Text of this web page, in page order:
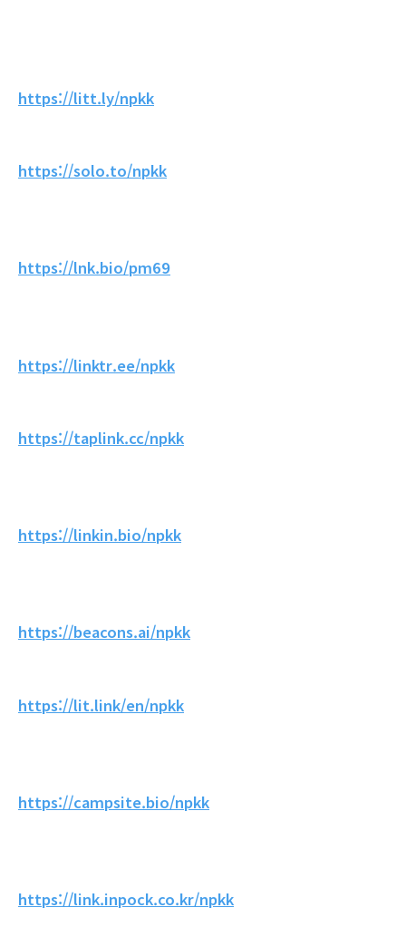
https://litt.ly/npkk
https://solo.to/npkk
https://lnk.bio/pm69
https://linktr.ee/npkk
https://taplink.cc/npkk
https://linkin.bio/npkk
https://beacons.ai/npkk
https://lit.link/en/npkk
https://campsite.bio/npkk
https://link.inpock.co.kr/npkk